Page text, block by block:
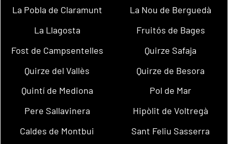
La Pobla de Claramunt
La Nou de Berguedà
La Llagosta
Fruitós de Bages
Fost de Campsentelles
Quirze Safaja
Quirze del Vallès
Quirze de Besora
Quintí de Mediona
Pol de Mar
Pere Sallavinera
Hipòlit de Voltregà
Caldes de Montbui
Sant Feliu Sasserra